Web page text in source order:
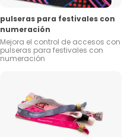
pulseras para festivales con
numeración
Mejora el control de accesos con
pulseras para festivales con
numeración